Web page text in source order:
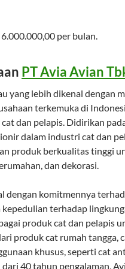
per bulan.
PT Avia Avian
yang lebih dikenal dengan
terkemuka di
dan pelapis. Didirikan
dalam industri cat dan
produk berkualitas tinggi
dan dekorasi.
dengan komitmennya
terhadap
produk cat dan pelapis
produk cat rumah tangga,
khusus, seperti cat
40 tahun pengalaman,